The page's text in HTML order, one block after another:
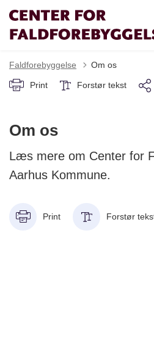
Faldforebyggelse Om os
Print Forstør tekst
Om os
Læs mere om Center for
Aarhus Kommune.
Print Forstør